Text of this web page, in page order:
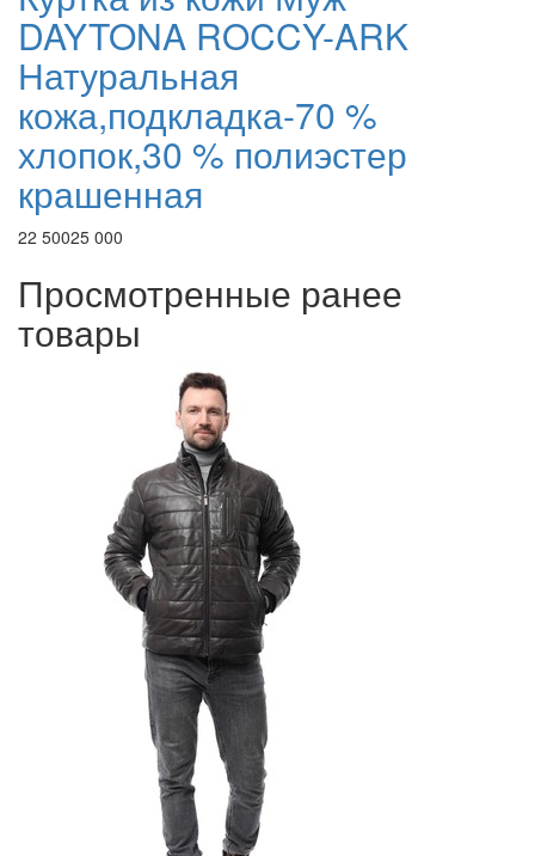
DAYTONA ROCCY-ARK
Натуральная
кожа,подкладка-70 %
хлопок,30 % полиэстер
крашенная
22 50025 000
Просмотренные ранее
товары